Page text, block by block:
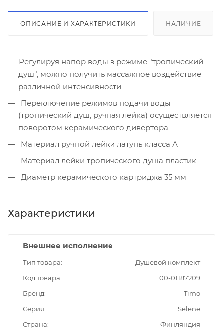
ОПИСАНИЕ И ХАРАКТЕРИСТИКИ НАЛИЧИЕ
Регулируя напор воды в режиме "тропический
душ", можно получить массажное воздействие
различной интенсивности
Переключение режимов подачи воды
(тропический душ, ручная лейка) осуществляется
поворотом керамического дивертора
Материал ручной лейки латунь класса А
Материал лейки тропического душа пластик
Диаметр керамического картриджа 35 мм
Характеристики
Внешнее исполнение
Тип товара
Душевой комплект
Код товара
00-01187209
Бренд
Timo
Серия
Selene
Страна
Финляндия